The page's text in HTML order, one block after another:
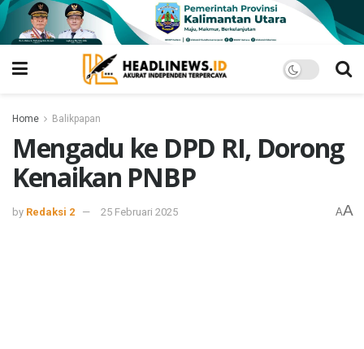
Home Balikpapan
Mengadu ke DPD RI, Dorong
Kenaikan PNBP
by Redaksi 2 25 Februari 2025 AA